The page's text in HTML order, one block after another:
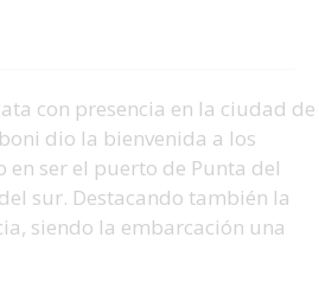
con presencia en la ciudad de
dio la bienvenida a los
ser el puerto de Punta del
sur. Destacando también la
siendo la embarcación una